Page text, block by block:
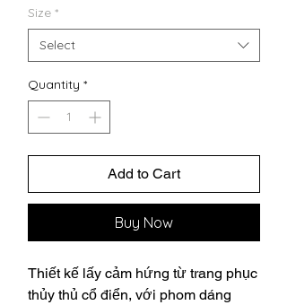
Size *
Select
Quantity *
Add to Cart
Buy Now
Thiết kế lấy cảm hứng từ trang phục
thủy thủ cổ điển, với phom dáng